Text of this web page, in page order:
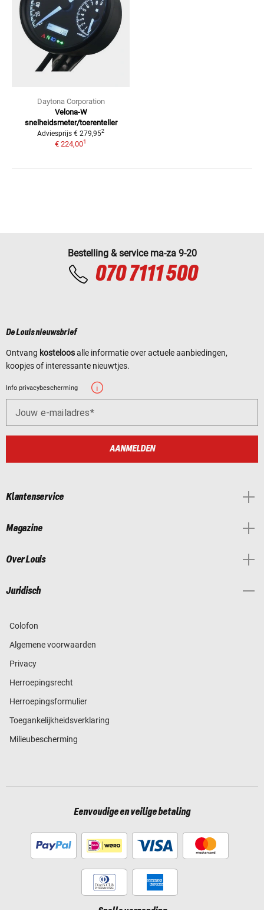
Daytona Corporation
Velona-W
snelheidsmeter/toerenteller
Adviesprijs € 279,952
€ 224,001
Bestelling & service ma-za 9-20
070 7111 500
De Louis nieuwsbrief
Ontvang kosteloosalle informatie over actuele aanbiedingen,
koopjes of interessante nieuwtjes.
Info privacybescherming
Jouw e-mailadres
AANMELDEN
Klantenservice
Magazine
Over Louis
Juridisch
Colofon
Algemene voorwaarden
Privacy
Herroepingsrecht
Herroepingsformulier
Toegankelijkheidsverklaring
Milieubescherming
Eenvoudige en veilige betaling